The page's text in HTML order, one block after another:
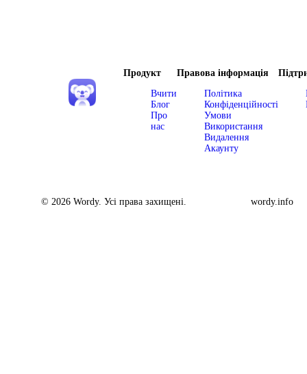
Продукт
Вчити
Блог
Про
нас
Правова інформація
Політика
Конфіденційності
Умови
Використання
Видалення
Акаунту
© 2026 Wordy. Усі права захищені. wordy.info